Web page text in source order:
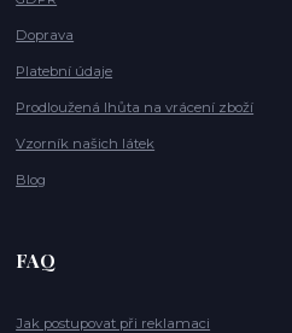
Doprava
Platební údaje
Prodloužená lhůta na vrácení zboží
Vzorník našich látek
Blog
FAQ
Jak postupovat při reklamaci